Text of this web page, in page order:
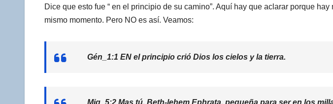
Dice que esto fue “ en el principio de su camino”. Aquí hay que aclarar porque
mismo momento. Pero NO es así. Veamos:
Gén_1:1 EN el principio crió Dios los cielos y la tierra.
Miq_5:2 Mas tú, Beth-lehem Ephrata, pequeña para ser en los